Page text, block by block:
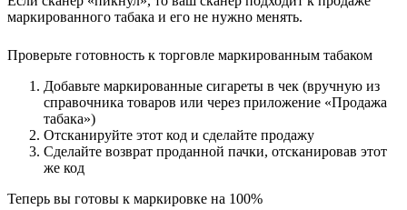
маркированного табака и его не нужно менять.
Проверьте готовность к торговле маркированным табаком
Добавьте маркированные сигареты в чек (вручную из
справочника товаров или через приложение «Продажа
табака»)
Отсканируйте этот код и сделайте продажу
Сделайте возврат проданной пачки, отсканировав этот
же код
Теперь вы готовы к маркировке на 100%